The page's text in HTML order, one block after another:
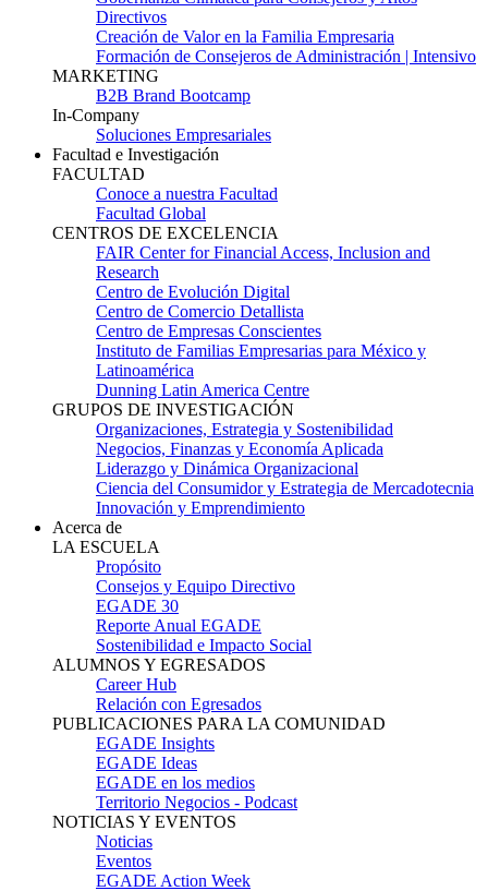
Directivos
Creación de Valor en la Familia Empresaria
Formación de Consejeros de Administración | Intensivo
MARKETING
B2B Brand Bootcamp
In-Company
Soluciones Empresariales
Facultad e Investigación
FACULTAD
Conoce a nuestra Facultad
Facultad Global
CENTROS DE EXCELENCIA
FAIR Center for Financial Access, Inclusion and
Research
Centro de Evolución Digital
Centro de Comercio Detallista
Centro de Empresas Conscientes
Instituto de Familias Empresarias para México y
Latinoamérica
Dunning Latin America Centre
GRUPOS DE INVESTIGACIÓN
Organizaciones, Estrategia y Sostenibilidad
Negocios, Finanzas y Economía Aplicada
Liderazgo y Dinámica Organizacional
Ciencia del Consumidor y Estrategia de Mercadotecnia
Innovación y Emprendimiento
Acerca de
LA ESCUELA
Propósito
Consejos y Equipo Directivo
EGADE 30
Reporte Anual EGADE
Sostenibilidad e Impacto Social
ALUMNOS Y EGRESADOS
Career Hub
Relación con Egresados
PUBLICACIONES PARA LA COMUNIDAD
EGADE Insights
EGADE Ideas
EGADE en los medios
Territorio Negocios - Podcast
NOTICIAS Y EVENTOS
Noticias
Eventos
EGADE Action Week